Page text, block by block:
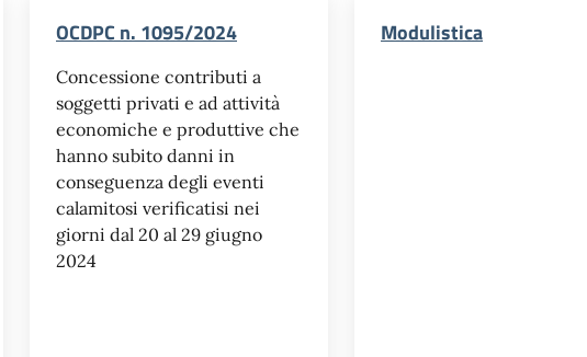
OCDPC n. 1095/2024
Concessione contributi a
soggetti privati e ad attività
economiche e produttive che
hanno subito danni in
conseguenza degli eventi
calamitosi verificatisi nei
giorni dal 20 al 29 giugno
2024
Modulistica